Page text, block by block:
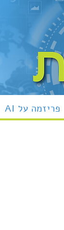
פריזמה על AI